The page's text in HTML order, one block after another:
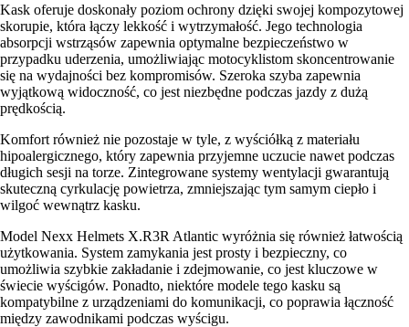
Kask oferuje doskonały poziom ochrony dzięki swojej kompozytowej
skorupie, która łączy lekkość i wytrzymałość. Jego technologia
absorpcji wstrząsów zapewnia optymalne bezpieczeństwo w
przypadku uderzenia, umożliwiając motocyklistom skoncentrowanie
się na wydajności bez kompromisów. Szeroka szyba zapewnia
wyjątkową widoczność, co jest niezbędne podczas jazdy z dużą
prędkością.
Komfort również nie pozostaje w tyle, z wyściółką z materiału
hipoalergicznego, który zapewnia przyjemne uczucie nawet podczas
długich sesji na torze. Zintegrowane systemy wentylacji gwarantują
skuteczną cyrkulację powietrza, zmniejszając tym samym ciepło i
wilgoć wewnątrz kasku.
Model Nexx Helmets X.R3R Atlantic wyróżnia się również łatwością
użytkowania. System zamykania jest prosty i bezpieczny, co
umożliwia szybkie zakładanie i zdejmowanie, co jest kluczowe w
świecie wyścigów. Ponadto, niektóre modele tego kasku są
kompatybilne z urządzeniami do komunikacji, co poprawia łączność
między zawodnikami podczas wyścigu.